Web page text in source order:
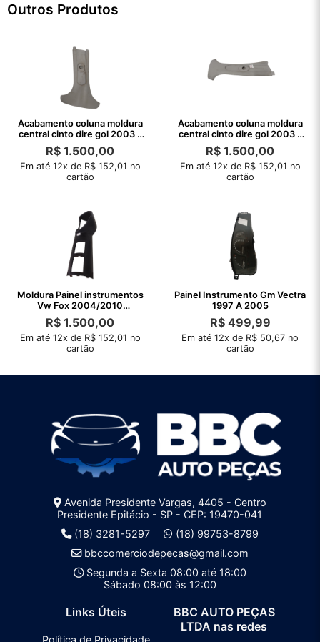
Outros Produtos
Acabamento coluna moldura
central cinto dire gol 2003 a
2019
R$ 1.500,00
Em até 12x de R$ 152,01 no
cartão
Acabamento coluna moldura
central cinto dire gol 2003 a
2019
R$ 1.500,00
Em até 12x de R$ 152,01 no
cartão
Moldura Painel instrumentos
Vw Fox 2004/2010
C/Detalhe
R$ 1.500,00
Em até 12x de R$ 152,01 no
cartão
Painel Instrumento Gm Vectra
1997 A 2005
R$499,99
Em até 12x de R$ 50,67 no
cartão
Avenida Presidente Vargas, 4405 - Centro
Presidente Epitácio - SP - CEP: 19470-041
(18) 3281-5297
(18) 99753-8799
bbccomerciodepecas@gmail.com
Segunda a Sexta 08:00 até 18:00
Sábado 08:00 às 12:00
Links Úteis
BBC AUTO PEÇAS
LTDA nas redes